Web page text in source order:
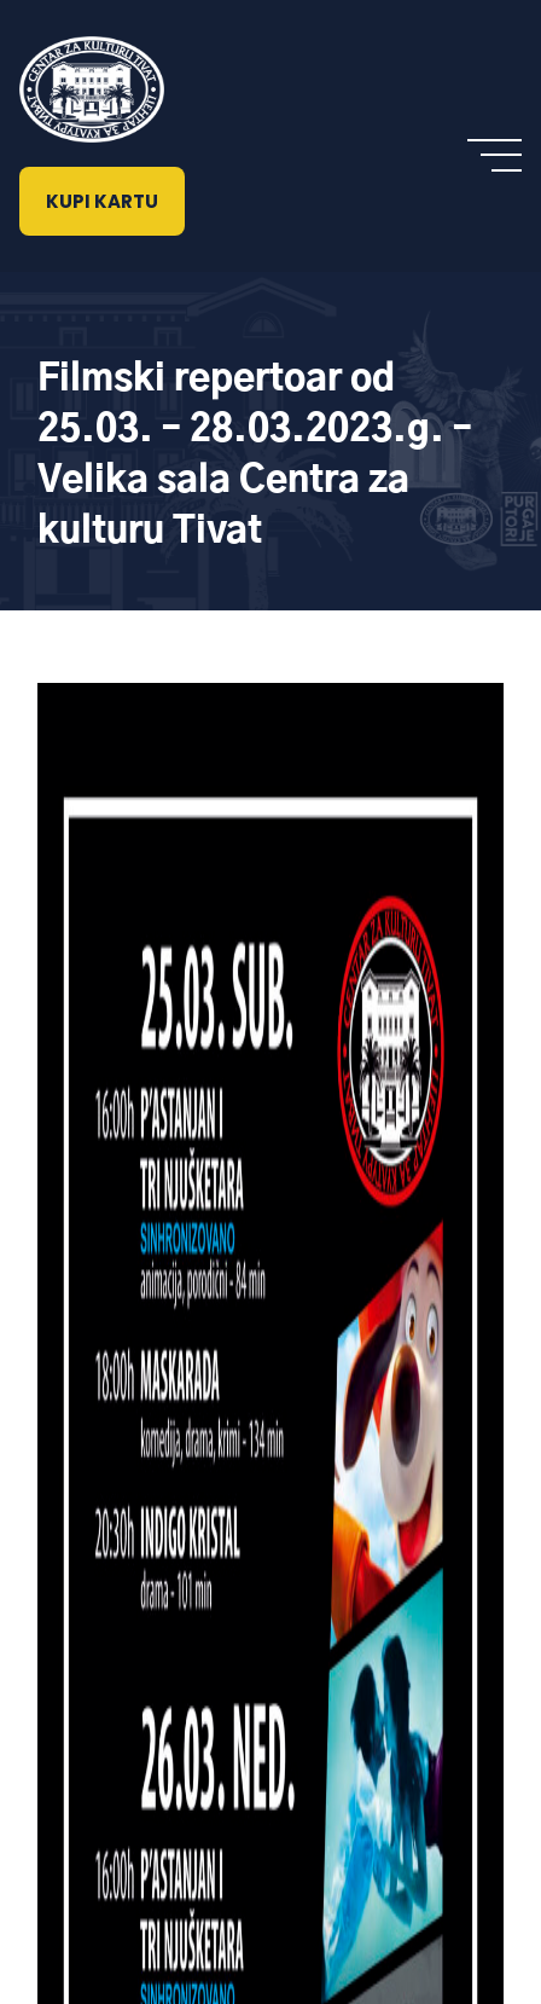
KUPI KARTU
Filmski repertoar od
25.03. – 28.03.2023.g. –
Velika sala Centra za
kulturu Tivat